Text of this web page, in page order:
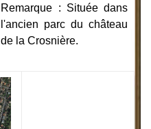
Remarque : Située dans
l'ancien parc du château
de la Crosnière.